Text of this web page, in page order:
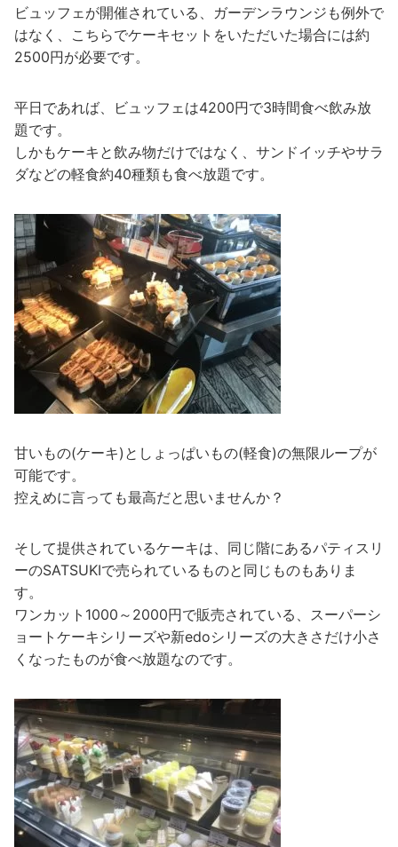
ビュッフェが開催されている、ガーデンラウンジも例外で
はなく、こちらでケーキセットをいただいた場合には約
2500円が必要です。
平日であれば、ビュッフェは4200円で3時間食べ飲み放
題です。
しかもケーキと飲み物だけではなく、サンドイッチやサラ
ダなどの軽食約40種類も食べ放題です。
甘いもの(ケーキ)としょっぱいもの(軽食)の無限ループが
可能です。
控えめに言っても最高だと思いませんか？
そして提供されているケーキは、同じ階にあるパティスリ
ーのSATSUKIで売られているものと同じものもありま
す。
ワンカット1000～2000円で販売されている、スーパーシ
ョートケーキシリーズや新edoシリーズの大きさだけ小さ
くなったものが食べ放題なのです。